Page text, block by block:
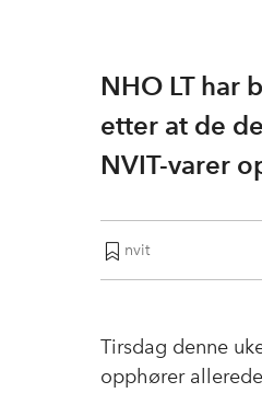
NHO LT har
etter at de
NVIT-varer
nvit
Tirsdag denne
opphører